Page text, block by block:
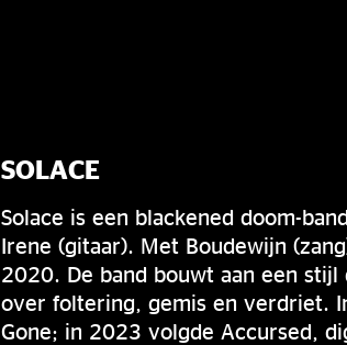
SOLACE
Solace is een blackened doom-
Irene (gitaar). Met Boudewijn
2020. De band bouwt aan een
over foltering, gemis en verdriet.
Gone; in 2023 volgde Accursed,